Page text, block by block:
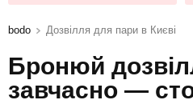
bodo Дозвілля для пари в Києві
Бронюй
завчасно —